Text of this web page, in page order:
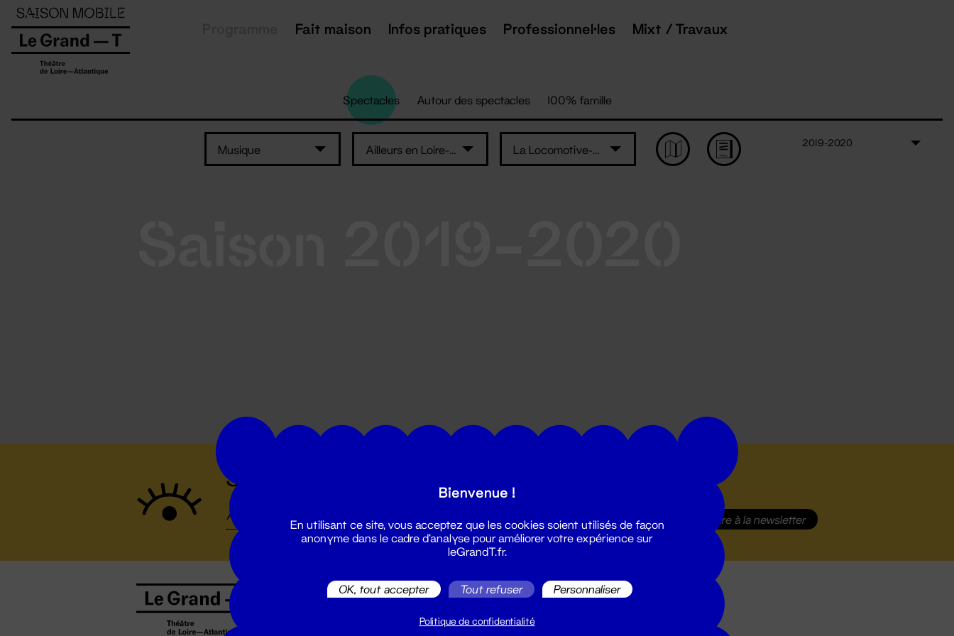
Fait maison Infos pratiques Professionnel·les Mixt / Travaux
Spectacles Autour des spectacles 100% famille
Musique Ailleurs en Loire-Atlantique La Locomotive-maison de quartier Erdre..
2019-2020
Suivez toutes les actualités du Grand T :
S'inscrire à la newsletter
Billetterie
billetterie@leGrandT.fr
Panneau de gestion des cookies
Bienvenue !
En utilisant ce site, vous acceptez que les cookies soient utilisés de façon
anonyme dans le cadre d'analyse pour améliorer votre expérience sur
leGrandT.fr.
OK, tout accepter Tout refuser Personnaliser
Politique de confidentialité